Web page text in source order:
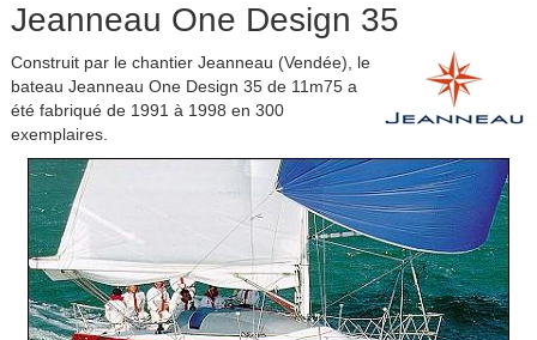
Jeanneau One Design 35
Construit par le chantier Jeanneau (Vendée), le
bateau Jeanneau One Design 35 de 11m75 a
été fabriqué de 1991 à 1998 en 300
exemplaires.